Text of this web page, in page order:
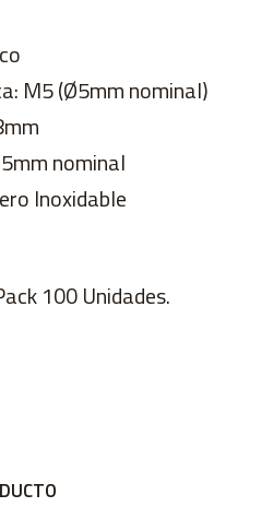
M5 (Ø5mm nominal)
nominal
Inoxidable
100 Unidades.